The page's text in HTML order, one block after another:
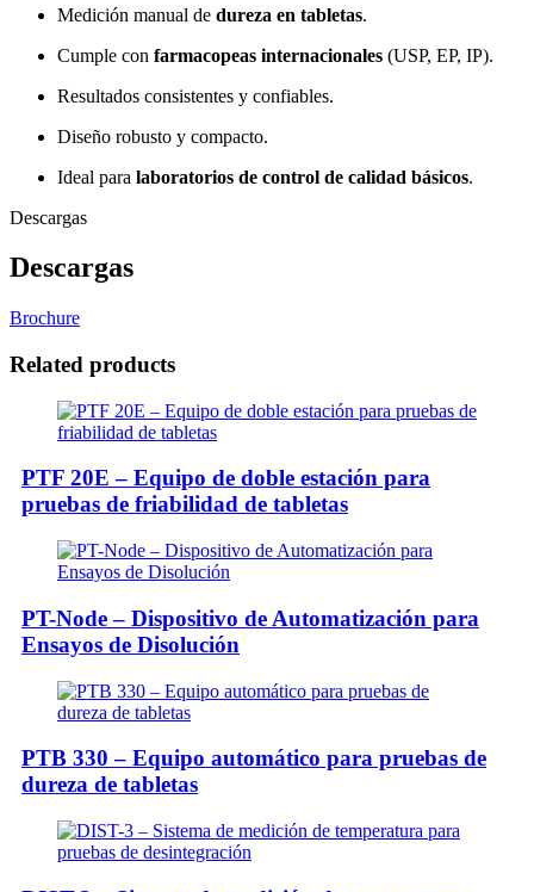
Medición manual de dureza en tabletas.
Cumple con farmacopeas internacionales (USP, EP, IP).
Resultados consistentes y confiables.
Diseño robusto y compacto.
Ideal para laboratorios de control de calidad básicos.
Descargas
Descargas
Brochure
Related products
PTF 20E – Equipo de doble estación para
pruebas de friabilidad de tabletas
PT-Node – Dispositivo de Automatización para
Ensayos de Disolución
PTB 330 – Equipo automático para pruebas de
dureza de tabletas